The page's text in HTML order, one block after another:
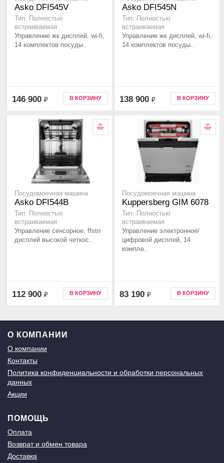
Asko DFI545V
Тип: Полностью
встраиваемая
Управление жк дисплей, wi-fi,
14 комплектов посуды..
146 900 ₽ В КОРЗИНУ
Asko DFI545N
Тип: Полностью
встраиваемая
Управление жк дисплей, wi-fi,
14 комплектов посуды..
138 900 ₽ В КОРЗИНУ
Посудомоечная машина
Asko DFI544B
Тип: Полностью
встраиваемая
Управление сенсорное, ffstn
дисплей высокой четкос..
112 900 ₽ В КОРЗИНУ
Посудомоечная машина
Kuppersberg GIM 6078
Тип: Полностью
встраиваемая
Управление электронное/
цифровой дисплей, 14
компле..
83 190 ₽ В КОРЗИНУ
О КОМПАНИИ
О компании
Контакты
Политика конфиденциальности и обработки персональных
данных
Акции
ПОМОЩЬ
Оплата
Возврат и обмен товара
Доставка